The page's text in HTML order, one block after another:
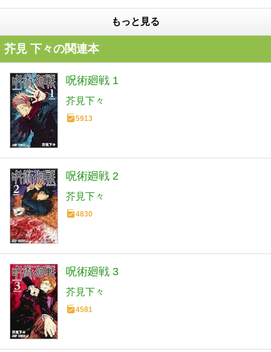
もっと見る
芥見 下々の関連本
呪術廻戦 1
芥見下々
5913
呪術廻戦 2
芥見下々
4830
呪術廻戦 3
芥見下々
4581